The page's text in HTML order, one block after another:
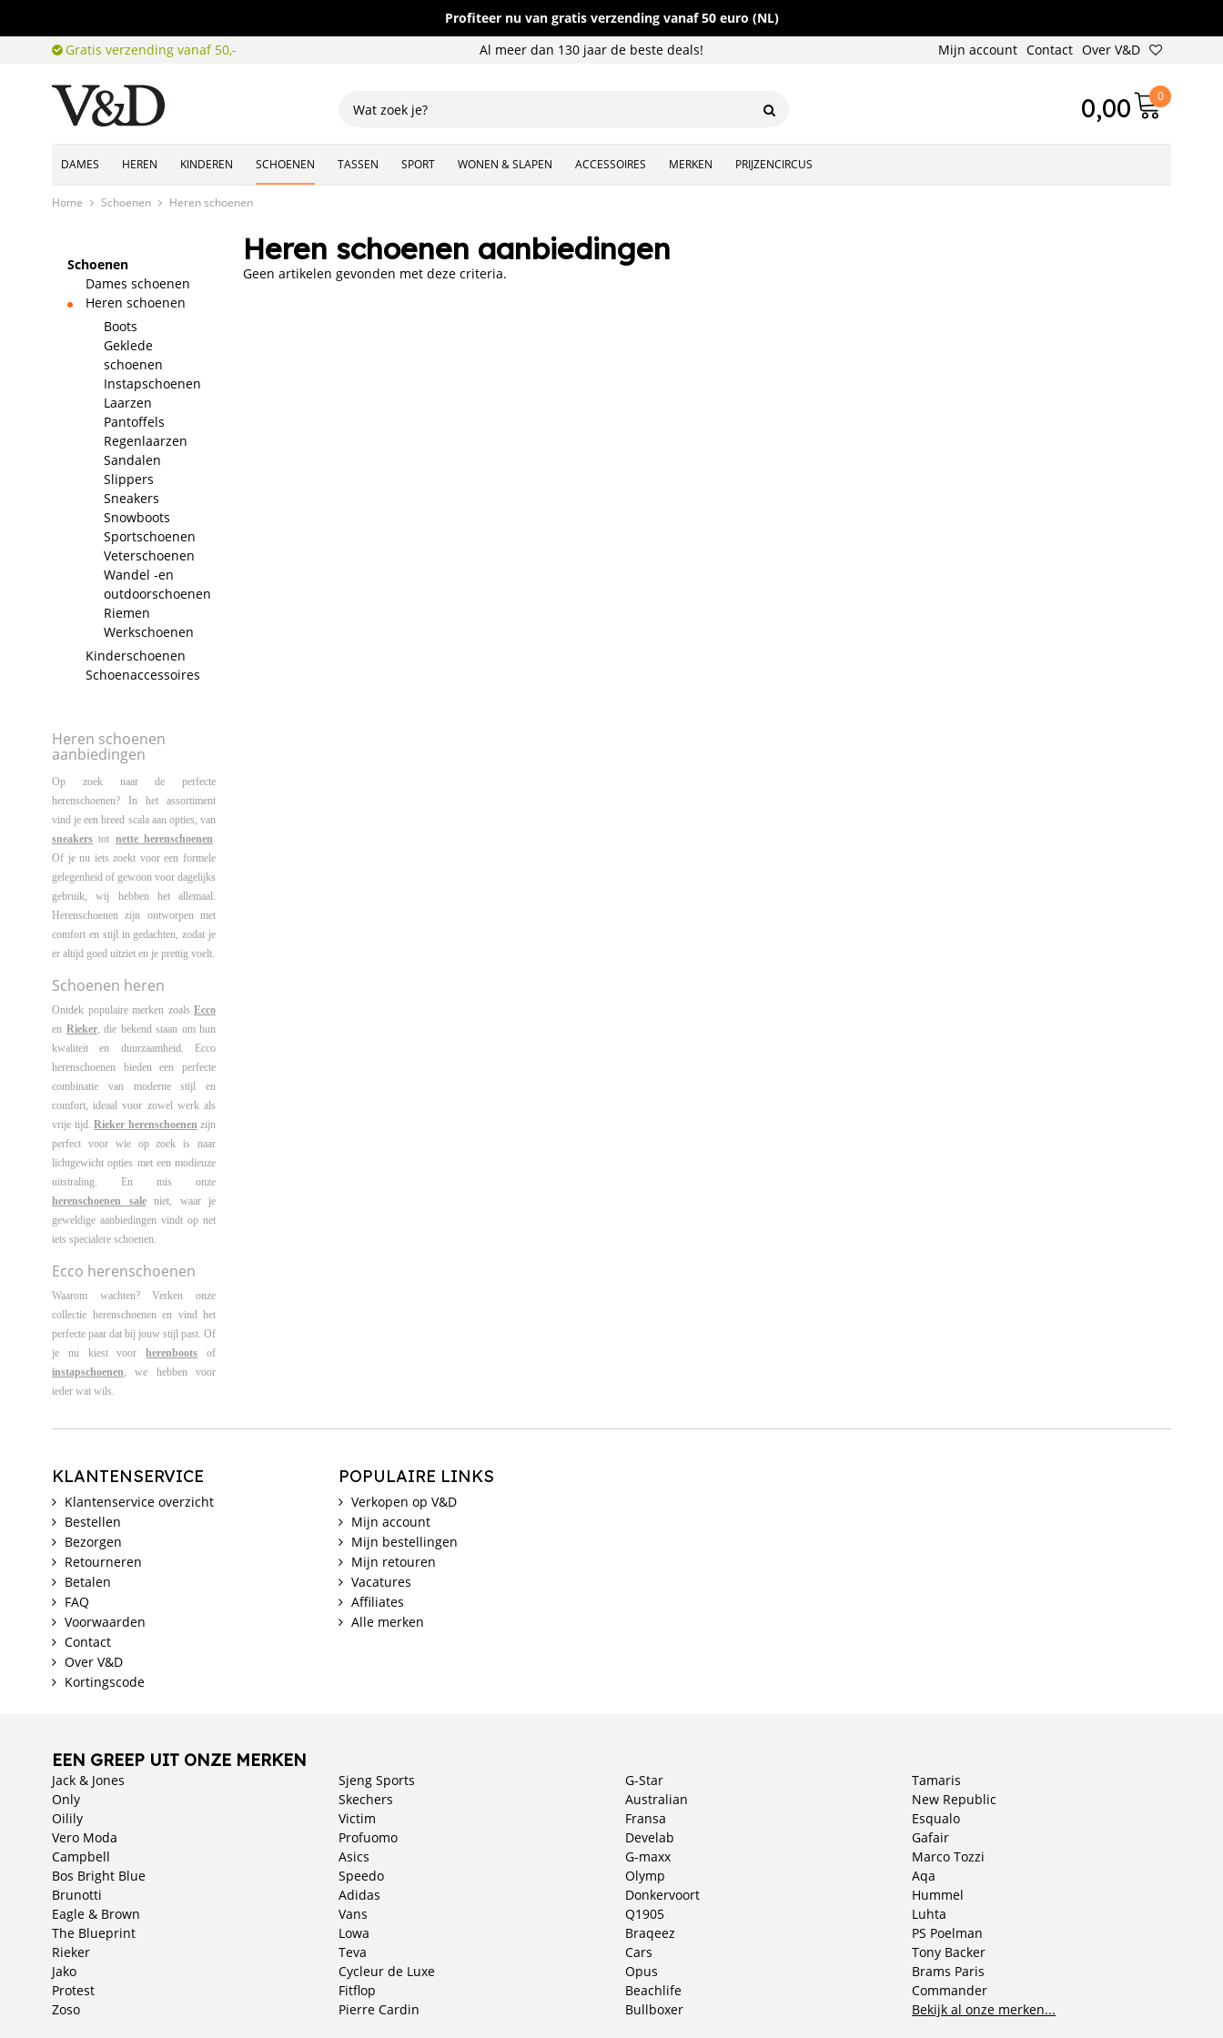
Profiteer nu van gratis verzending vanaf 50 euro (NL)
Gratis verzending vanaf 50,-
Mijn account Contact Over V&D
Al meer dan 130 jaar de beste deals!
0
0,00
DAMES HEREN KINDEREN SCHOENEN TASSEN SPORT WONEN & SLAPEN ACCESSOIRES MERKEN PRIJZENCIRCUS
Home Schoenen Heren schoenen
Schoenen
Dames schoenen
Heren schoenen
Boots
Geklede
schoenen
Instapschoenen
Laarzen
Pantoffels
Regenlaarzen
Sandalen
Slippers
Sneakers
Snowboots
Sportschoenen
Veterschoenen
Wandel -en
outdoorschoenen
Riemen
Werkschoenen
Kinderschoenen
Schoenaccessoires
Heren schoenen
aanbiedingen
Op zoek naar de perfecte
herenschoenen? In het assortiment
vind je een breed scala aan opties, van
sneakers tot nette herenschoenen
Of je nu iets zoekt voor een formele
gelegenheid of gewoon voor dagelijks
gebruik, wij hebben het allemaal.
Herenschoenen zijn ontworpen met
comfort en stijl in gedachten, zodat je
er altijd goed uitziet en je prettig voelt.
Schoenen heren
Ontdek populaire merken zoals Ecco
en Rieker, die bekend staan om hun
kwaliteit en duurzaamheid. Ecco
herenschoenen bieden een perfecte
combinatie van moderne stijl en
comfort, ideaal voor zowel werk als
vrije tijd. Rieker herenschoenen zijn
perfect voor wie op zoek is naar
lichtgewicht opties met een modieuze
uitstraling. En mis onze
herenschoenen saleniet, waar je
geweldige aanbiedingen vindt op net
iets specialere schoenen.
Ecco herenschoenen
Waarom wachten? Verken onze
collectie herenschoenen en vind het
perfecte paar dat bij jouw stijl past. Of
je nu kiest voorherenboots of
instapschoenen , we hebben voor
ieder wat wils.
Heren schoenen aanbiedingen
Geen artikelen gevonden met deze criteria.
KLANTENSERVICE
Klantenservice overzicht
Bestellen
Bezorgen
Retourneren
Betalen
FAQ
Voorwaarden
Contact
Over V&D
Kortingscode
POPULAIRE LINKS
Verkopen op V&D
Mijn account
Mijn bestellingen
Mijn retouren
Vacatures
Affiliates
Alle merken
EEN GREEP UIT ONZE MERKEN
Jack & Jones
Only
Oilily
Vero Moda
Campbell
Bos Bright Blue
Brunotti
Eagle & Brown
The Blueprint
Rieker
Jako
Protest
Zoso
Sjeng Sports
Skechers
Victim
Profuomo
Asics
Speedo
Adidas
Vans
Lowa
Teva
Cycleur de Luxe
Fitflop
Pierre Cardin
G-Star
Australian
Fransa
Develab
G-maxx
Olymp
Donkervoort
Q1905
Braqeez
Cars
Opus
Beachlife
Bullboxer
Tamaris
New Republic
Esqualo
Gafair
Marco Tozzi
Aqa
Hummel
Luhta
PS Poelman
Tony Backer
Brams Paris
Commander
Bekijk al onze merken...